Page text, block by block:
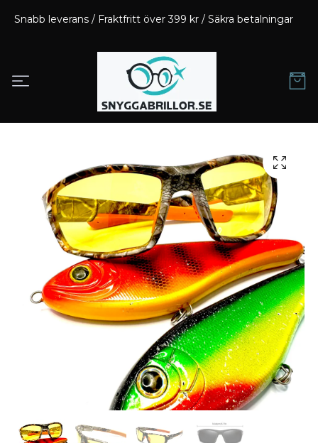
Snabb leverans / Fraktfritt över 399 kr / Säkra betalningar